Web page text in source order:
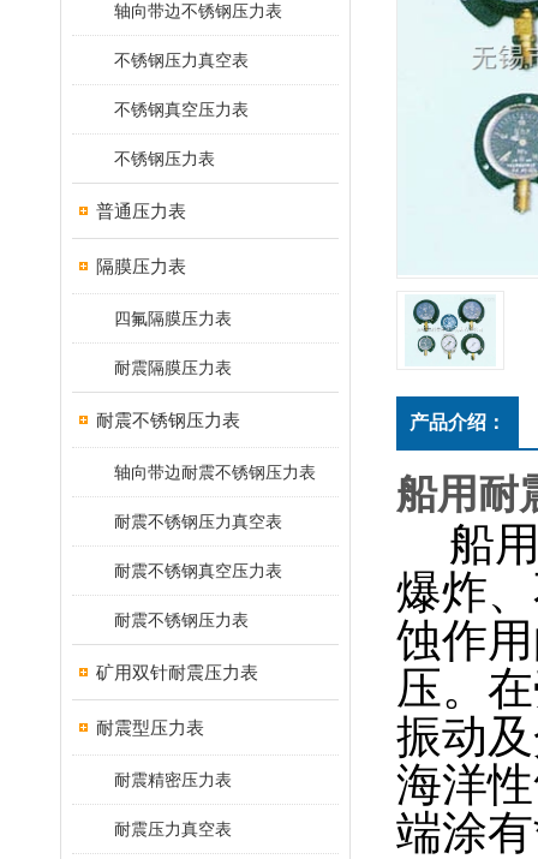
轴向带边不锈钢压力表
不锈钢压力真空表
不锈钢真空压力表
不锈钢压力表
普通压力表
隔膜压力表
四氟隔膜压力表
耐震隔膜压力表
耐震不锈钢压力表
轴向带边耐震不锈钢压力表
耐震不锈钢压力真空表
耐震不锈钢真空压力表
耐震不锈钢压力表
矿用双针耐震压力表
耐震型压力表
耐震精密压力表
耐震压力真空表
产品介绍：
船用耐
船用
爆炸
蚀作
压。
振动
海洋
端涂